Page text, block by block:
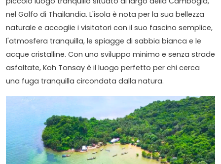
nel Golfo di Thailandia. L'isola è nota per la sua bellezza
naturale e accoglie i visitatori con il suo fascino semplice,
l'atmosfera tranquilla, le spiagge di sabbia bianca e le
acque cristalline. Con uno sviluppo minimo e senza strade
asfaltate, Koh Tonsay è il luogo perfetto per chi cerca
una fuga tranquilla circondata dalla natura.